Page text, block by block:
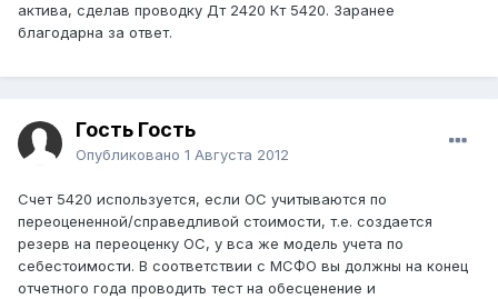
актива, сделав проводку Дт 2420 Кт 5420. Заранее
благодарна за ответ.
Гость Гость
Опубликовано 1 Августа 2012
Счет 5420 используется, если ОС учитываются по
переоцененной/справедливой стоимости, т.е. создается
резерв на переоценку ОС, у вса же модель учета по
себестоимости. В соответствии с МСФО вы должны на конец
отчетного года проводить тест на обесценение и